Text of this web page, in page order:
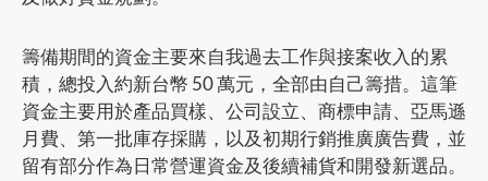
籌備期間的資金主要來自我過去工作與接案收入的累
積，總投入約新台幣 50 萬元，全部由自己籌措。這筆
資金主要用於產品買樣、公司設立、商標申請、亞馬遜
月費、第一批庫存採購，以及初期行銷推廣廣告費，並
留有部分作為日常營運資金及後續補貨和開發新選品。